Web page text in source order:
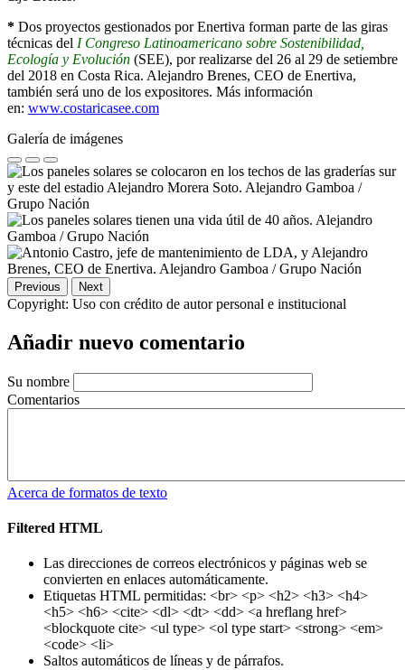
* Dos proyectos gestionados por Enertiva forman parte de las giras
técnicas del I Congreso Latinoamericano sobre Sostenibilidad,
Ecología y Evolución (SEE), por realizarse del 26 al 29 de setiembre
del 2018 en Costa Rica. Alejandro Brenes, CEO de Enertiva,
también será uno de los expositores. Más información
en: www.costaricasee.com
Galería de imágenes
Previous Next
Copyright: Uso con crédito de autor personal e institucional
Añadir nuevo comentario
Su nombre
Comentarios
Acerca de formatos de texto
Filtered HTML
Las direcciones de correos electrónicos y páginas web se
convierten en enlaces automáticamente.
Etiquetas HTML permitidas: <br> <p> <h2> <h3> <h4>
<h5> <h6> <cite> <dl> <dt> <dd> <a hreflang href>
<blockquote cite> <ul type> <ol type start> <strong> <em>
<code> <li>
Saltos automáticos de líneas y de párrafos.